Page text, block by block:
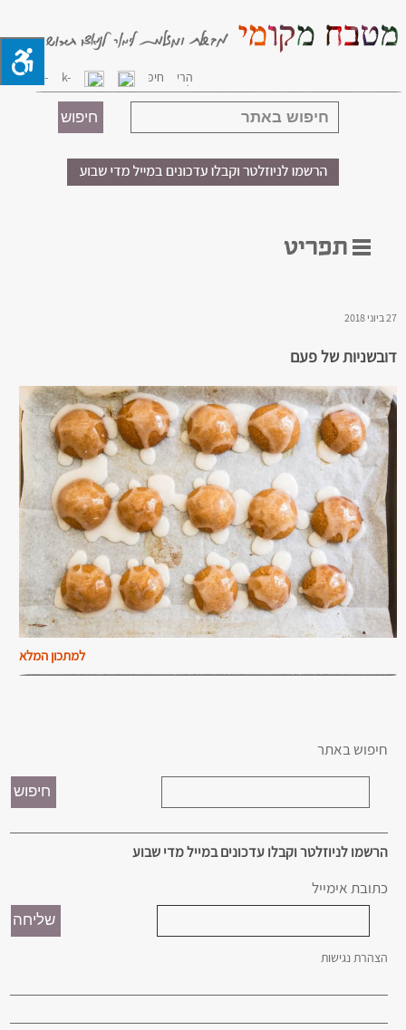
27 ביוני 2018
דובשניות של פעם
למתכון המלא
חיפוש באתר
הרשמו לניוזלטר וקבלו עדכונים במייל מדי שבוע
כתובת אימייל
הצהרת נגישות